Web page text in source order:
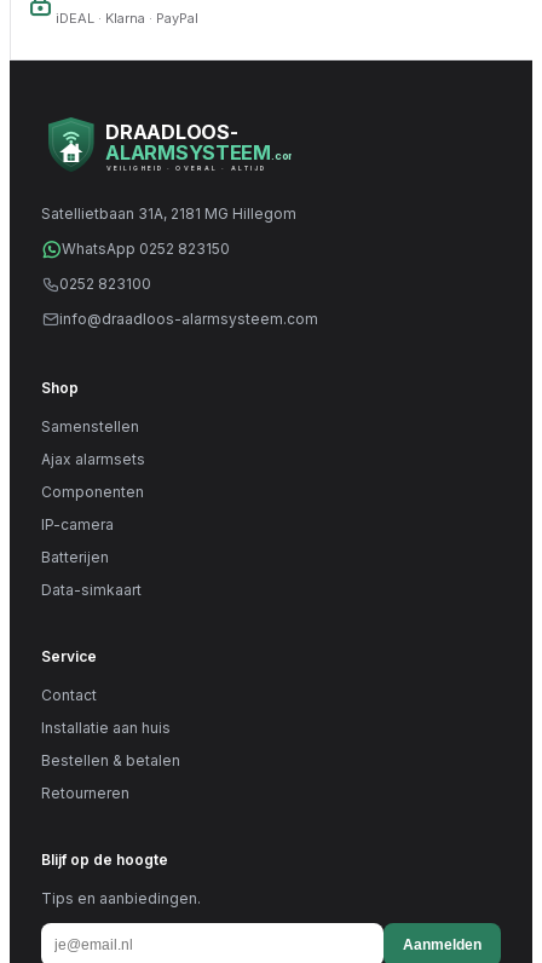
iDEAL · Klarna · PayPal
DRAADLOOS-
ALARMSYSTEEM .com
VEILIGHEID · OVERAL · ALTIJD
Satellietbaan 31A, 2181 MG Hillegom
WhatsApp 0252 823150
0252 823100
info@draadloos-alarmsysteem.com
Shop
Samenstellen
Ajax alarmsets
Componenten
IP-camera
Batterijen
Data-simkaart
Service
Contact
Installatie aan huis
Bestellen & betalen
Retourneren
Blijf op de hoogte
Tips en aanbiedingen.
Aanmelden